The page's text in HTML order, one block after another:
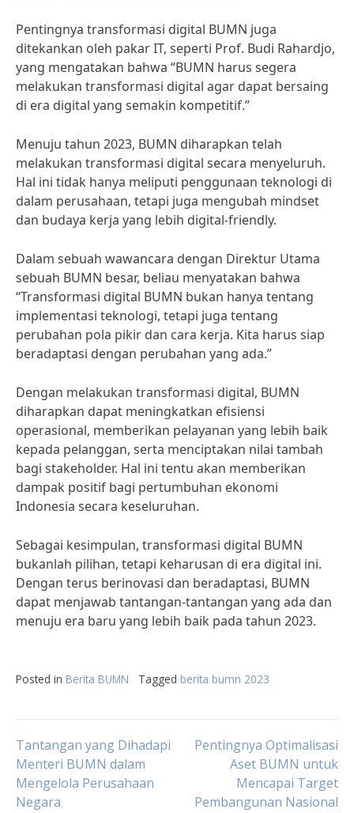
Pentingnya transformasi digital BUMN juga
ditekankan oleh pakar IT, seperti Prof. Budi Rahardjo,
yang mengatakan bahwa “BUMN harus segera
melakukan transformasi digital agar dapat bersaing
di era digital yang semakin kompetitif.”
Menuju tahun 2023, BUMN diharapkan telah
melakukan transformasi digital secara menyeluruh.
Hal ini tidak hanya meliputi penggunaan teknologi di
dalam perusahaan, tetapi juga mengubah mindset
dan budaya kerja yang lebih digital-friendly.
Dalam sebuah wawancara dengan Direktur Utama
sebuah BUMN besar, beliau menyatakan bahwa
“Transformasi digital BUMN bukan hanya tentang
implementasi teknologi, tetapi juga tentang
perubahan pola pikir dan cara kerja. Kita harus siap
beradaptasi dengan perubahan yang ada.”
Dengan melakukan transformasi digital, BUMN
diharapkan dapat meningkatkan efisiensi
operasional, memberikan pelayanan yang lebih baik
kepada pelanggan, serta menciptakan nilai tambah
bagi stakeholder. Hal ini tentu akan memberikan
dampak positif bagi pertumbuhan ekonomi
Indonesia secara keseluruhan.
Sebagai kesimpulan, transformasi digital BUMN
bukanlah pilihan, tetapi keharusan di era digital ini.
Dengan terus berinovasi dan beradaptasi, BUMN
dapat menjawab tantangan-tantangan yang ada dan
menuju era baru yang lebih baik pada tahun 2023.
Posted in Berita BUMN Tagged berita bumn 2023
Post
navigation
Tantangan yang Dihadapi
Menteri BUMN dalam
Mengelola Perusahaan
Negara
Pentingnya Optimalisasi
Aset BUMN untuk
Mencapai Target
Pembangunan Nasional